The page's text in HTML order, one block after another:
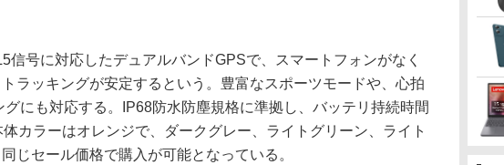
号に対応したデュアルバンドGPSで、スマートフォンがなく
ラッキングが安定するという。豊富なスポーツモードや、心拍
グにも対応する。IP68防水防塵規格に準拠し、バッテリ持続時間
カラーはオレンジで、ダークグレー、ライトグリーン、ライト
じセール価格で購入が可能となっている。